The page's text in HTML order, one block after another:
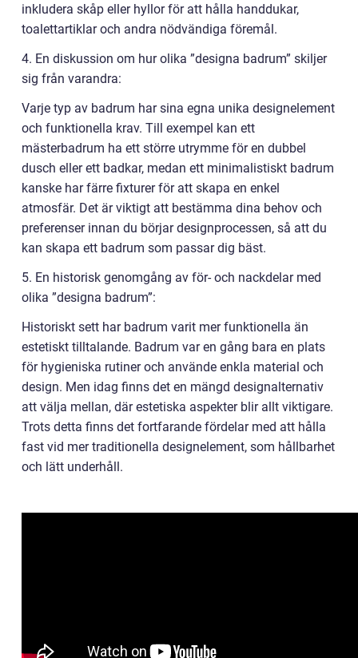
inkludera skåp eller hyllor för att hålla handdukar,
toalettartiklar och andra nödvändiga föremål.
4. En diskussion om hur olika ”designa badrum” skiljer
sig från varandra:
Varje typ av badrum har sina egna unika designelement
och funktionella krav. Till exempel kan ett
mästerbadrum ha ett större utrymme för en dubbel
dusch eller ett badkar, medan ett minimalistiskt badrum
kanske har färre fixturer för att skapa en enkel
atmosfär. Det är viktigt att bestämma dina behov och
preferenser innan du börjar designprocessen, så att du
kan skapa ett badrum som passar dig bäst.
5. En historisk genomgång av för- och nackdelar med
olika ”designa badrum”:
Historiskt sett har badrum varit mer funktionella än
estetiskt tilltalande. Badrum var en gång bara en plats
för hygieniska rutiner och använde enkla material och
design. Men idag finns det en mängd designalternativ
att välja mellan, där estetiska aspekter blir allt viktigare.
Trots detta finns det fortfarande fördelar med att hålla
fast vid mer traditionella designelement, som hållbarhet
och lätt underhåll.